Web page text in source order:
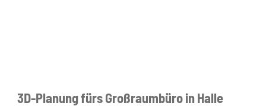
3D-Planung fürs Großraumbüro in Halle